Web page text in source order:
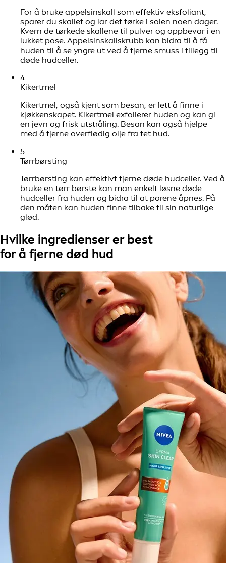
For å bruke appelsinskall som effektiv eksfoliant,
sparer du skallet og lar det tørke i solen noen dager.
Kvern de tørkede skallene til pulver og oppbevar i en
lukket pose. Appelsinskallskrubb kan bidra til å få
huden til å se yngre ut ved å fjerne smuss i tillegg til
døde hudceller.
4
Kikertmel
Kikertmel, også kjent som besan, er lett å finne i
kjøkkenskapet. Kikertmel exfolierer huden og kan gi
en jevn og frisk utstråling. Besan kan også hjelpe
med å fjerne overflødig olje fra fet hud.
5
Tørrbørsting
Tørrbørsting kan effektivt fjerne døde hudceller. Ved å
bruke en tørr børste kan man enkelt løsne døde
hudceller fra huden og bidra til at porene åpnes. På
den måten kan huden finne tilbake til sin naturlige
glød.
Hvilke ingredienser er best
for å fjerne død hud